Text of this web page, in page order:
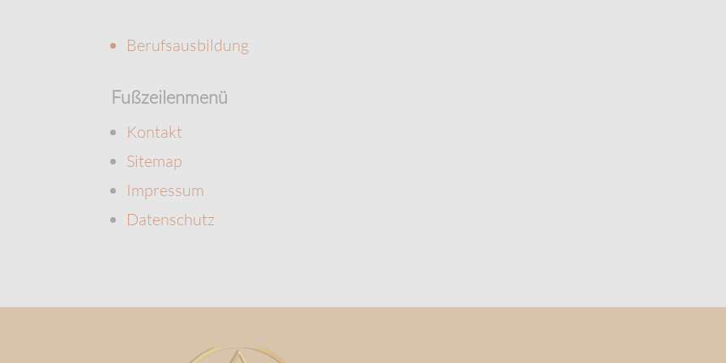
Berufsausbildung
Fußzeilenmenü
Kontakt
Sitemap
Impressum
Datenschutz